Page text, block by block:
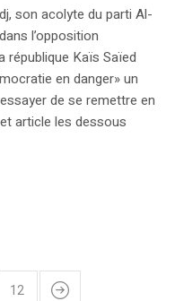
son acolyte du parti Al-
l’opposition
république Kaïs Saïed
en danger» un
de se remettre en
article les dessous
12